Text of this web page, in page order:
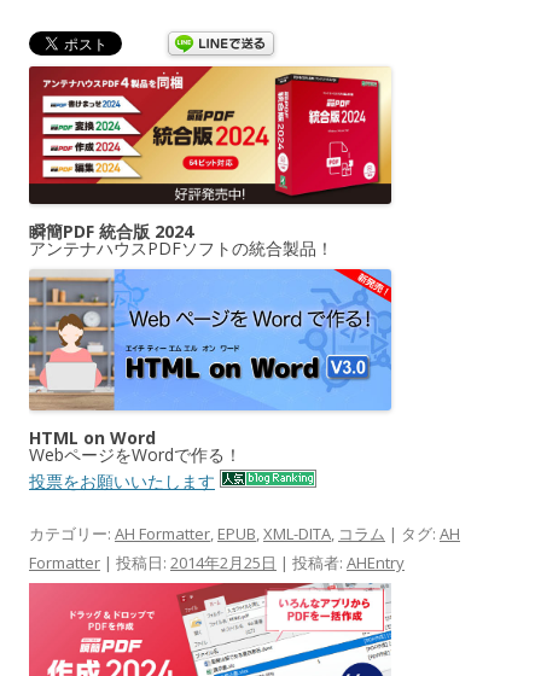
瞬簡PDF 統合版 2024
アンテナハウスPDFソフトの統合製品！
HTML on Word
WebページをWordで作る！
投票をお願いいたします
カテゴリー: AH Formatter, EPUB,XML-DITA, コラム | タグ: AH
Formatter | 投稿日: 2014年2月25日 | 投稿者: AHEntry